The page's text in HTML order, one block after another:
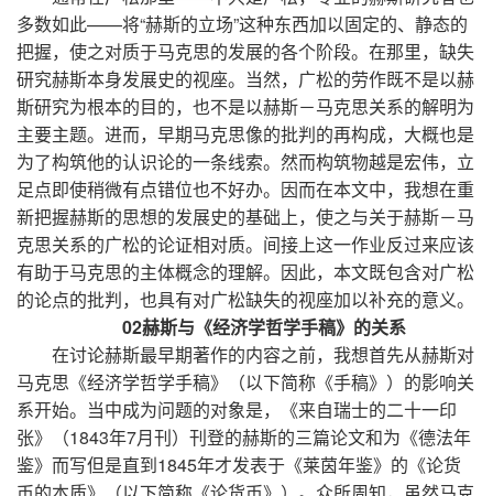
多数如此——将“赫斯的立场”这种东西加以固定的、静态的
把握，使之对质于马克思的发展的各个阶段。在那里，缺失
研究赫斯本身发展史的视座。当然，广松的劳作既不是以赫
斯研究为根本的目的，也不是以赫斯－马克思关系的解明为
主要主题。进而，早期马克思像的批判的再构成，大概也是
为了构筑他的认识论的一条线索。然而构筑物越是宏伟，立
足点即使稍微有点错位也不好办。因而在本文中，我想在重
新把握赫斯的思想的发展史的基础上，使之与关于赫斯－马
克思关系的广松的论证相对质。间接上这一作业反过来应该
有助于马克思的主体概念的理解。因此，本文既包含对广松
的论点的批判，也具有对广松缺失的视座加以补充的意义。
02赫斯与《经济学哲学手稿》的关系
在讨论赫斯最早期著作的内容之前，我想首先从赫斯对
马克思《经济学哲学手稿》（以下简称《手稿》）的影响关
系开始。当中成为问题的对象是，《来自瑞士的二十一印
张》（1843年7月刊）刊登的赫斯的三篇论文和为《德法年
鉴》而写但是直到1845年才发表于《莱茵年鉴》的《论货